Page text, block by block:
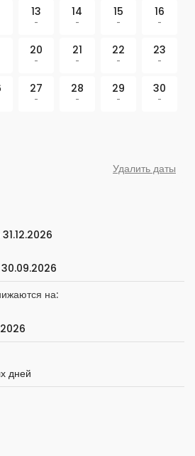
13
-
14
-
15
-
16
-
20
-
21
-
22
-
23
-
27
-
28
-
29
-
30
-
Удалить даты
31.12.2026
30.09.2026
на:
дней